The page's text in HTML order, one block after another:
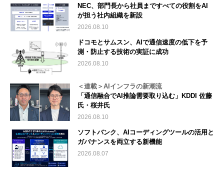
NEC、部門長から社員まですべての役割をAI
が担う社内組織を新設
2026.08.10
ドコモとサムスン、AIで通信速度の低下を予
測・防止する技術の実証に成功
2026.08.10
＜連載＞AIインフラの新潮流
「通信融合でAI推論需要取り込む」KDDI 佐藤
氏・桜井氏
2026.08.10
ソフトバンク、AIコーディングツールの活用と
ガバナンスを両立する新機能
2026.08.07